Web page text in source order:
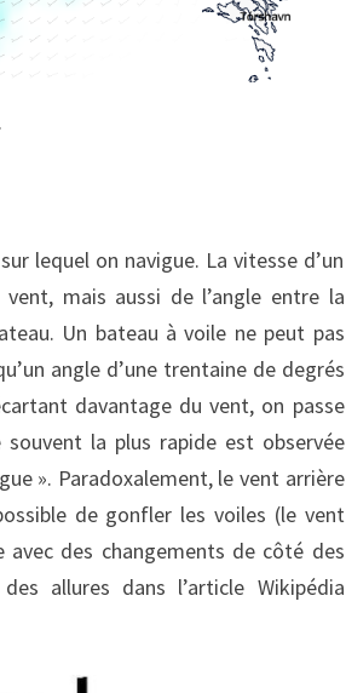
lequel on navigue. La vitesse d’un
mais aussi de l’angle entre la
Un bateau à voile ne peut pas
angle d’une trentaine de degrés
davantage du vent, on passe
la plus rapide est observée
». Paradoxalement, le vent arrière
de gonfler les voiles (le vent
des changements de côté des
allures dans l’article Wikipédia